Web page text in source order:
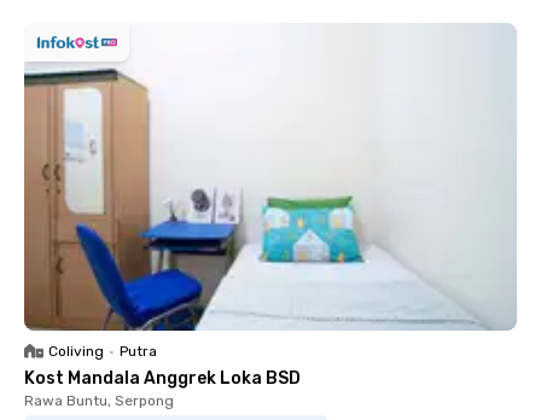
Coliving • Putra
Kost Mandala Anggrek Loka BSD
Rawa Buntu, Serpong